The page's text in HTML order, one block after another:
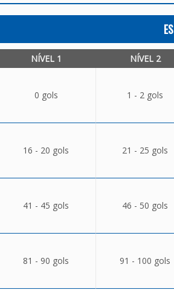
NÍVEL 1 NÍVEL 2
0 gols 1 - 2 gols
16 - 20 gols 21 - 25 gols
41 - 45 gols 46 - 50 gols
81 - 90 gols 91 - 100 gols